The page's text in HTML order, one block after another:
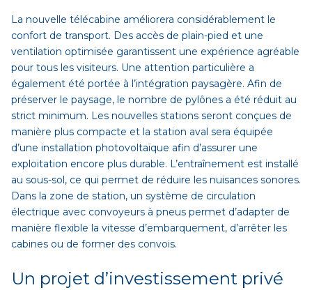
La nouvelle télécabine améliorera considérablement le
confort de transport. Des accès de plain-pied et une
ventilation optimisée garantissent une expérience agréable
pour tous les visiteurs. Une attention particulière a
également été portée à l’intégration paysagère. Afin de
préserver le paysage, le nombre de pylônes a été réduit au
strict minimum. Les nouvelles stations seront conçues de
manière plus compacte et la station aval sera équipée
d’une installation photovoltaïque afin d’assurer une
exploitation encore plus durable. L’entraînement est installé
au sous-sol, ce qui permet de réduire les nuisances sonores.
Dans la zone de station, un système de circulation
électrique avec convoyeurs à pneus permet d’adapter de
manière flexible la vitesse d’embarquement, d’arrêter les
cabines ou de former des convois.
Un projet d’investissement privé